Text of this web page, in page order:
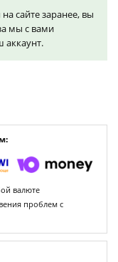
сайте заранее, вы
мы с вами
аккаунт.
валюте
проблем с